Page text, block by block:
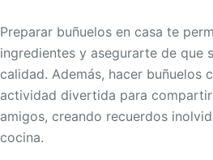
Preparar buñuelos en casa te
ingredientes y asegurarte de que
calidad. Además, hacer buñuelos
actividad divertida para
amigos, creando recuerdos
cocina.